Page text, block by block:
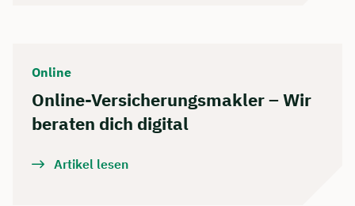
Online
Online-Versicherungsmakler – Wir
beraten dich digital
Artikel lesen